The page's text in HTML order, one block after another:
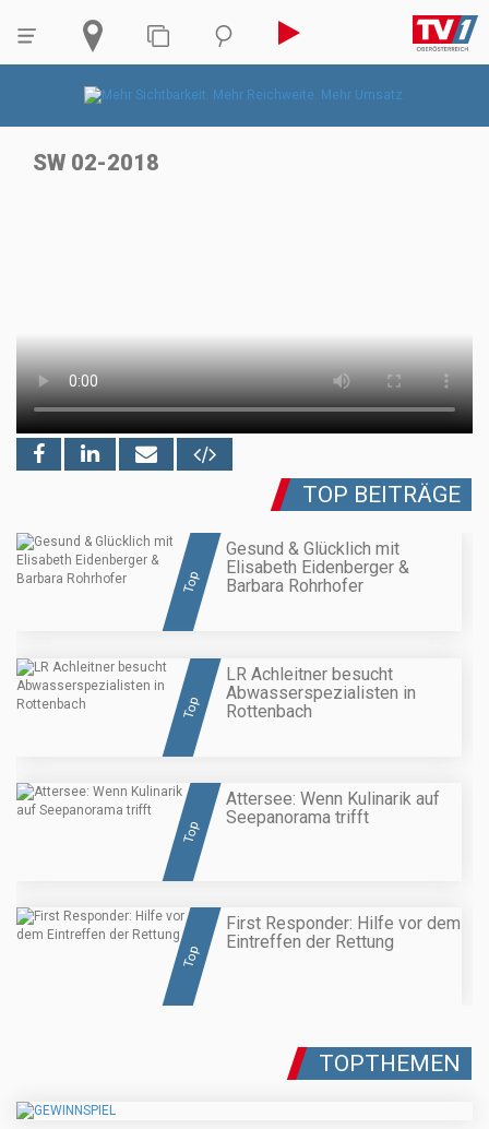
SW 02-2018
TOP BEITRÄGE
Top
Gesund & Glücklich mit
Elisabeth Eidenberger &
Barbara Rohrhofer
Top
LR Achleitner besucht
Abwasserspezialisten in
Rottenbach
Top
Attersee: Wenn Kulinarik auf
Seepanorama trifft
Top
First Responder: Hilfe vor dem
Eintreffen der Rettung
TOPTHEMEN